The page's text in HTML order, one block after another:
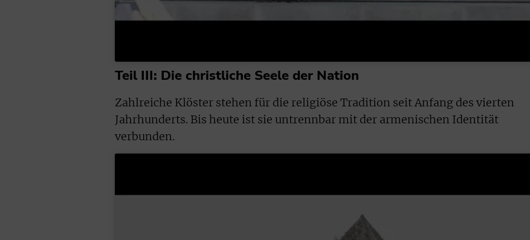
Teil III: Die christliche Seele der Nation
Zahlreiche Klöster stehen für die religiöse Tradition seit Anfang des vierten
Jahrhunderts. Bis heute ist sie untrennbar mit der armenischen Identität
verbunden.